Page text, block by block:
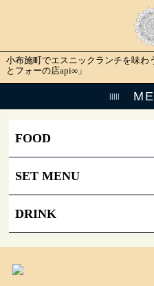
小布施町でエスニックランチを味わ
とフォーの店api∞」
FOOD
SET MENU
DRINK